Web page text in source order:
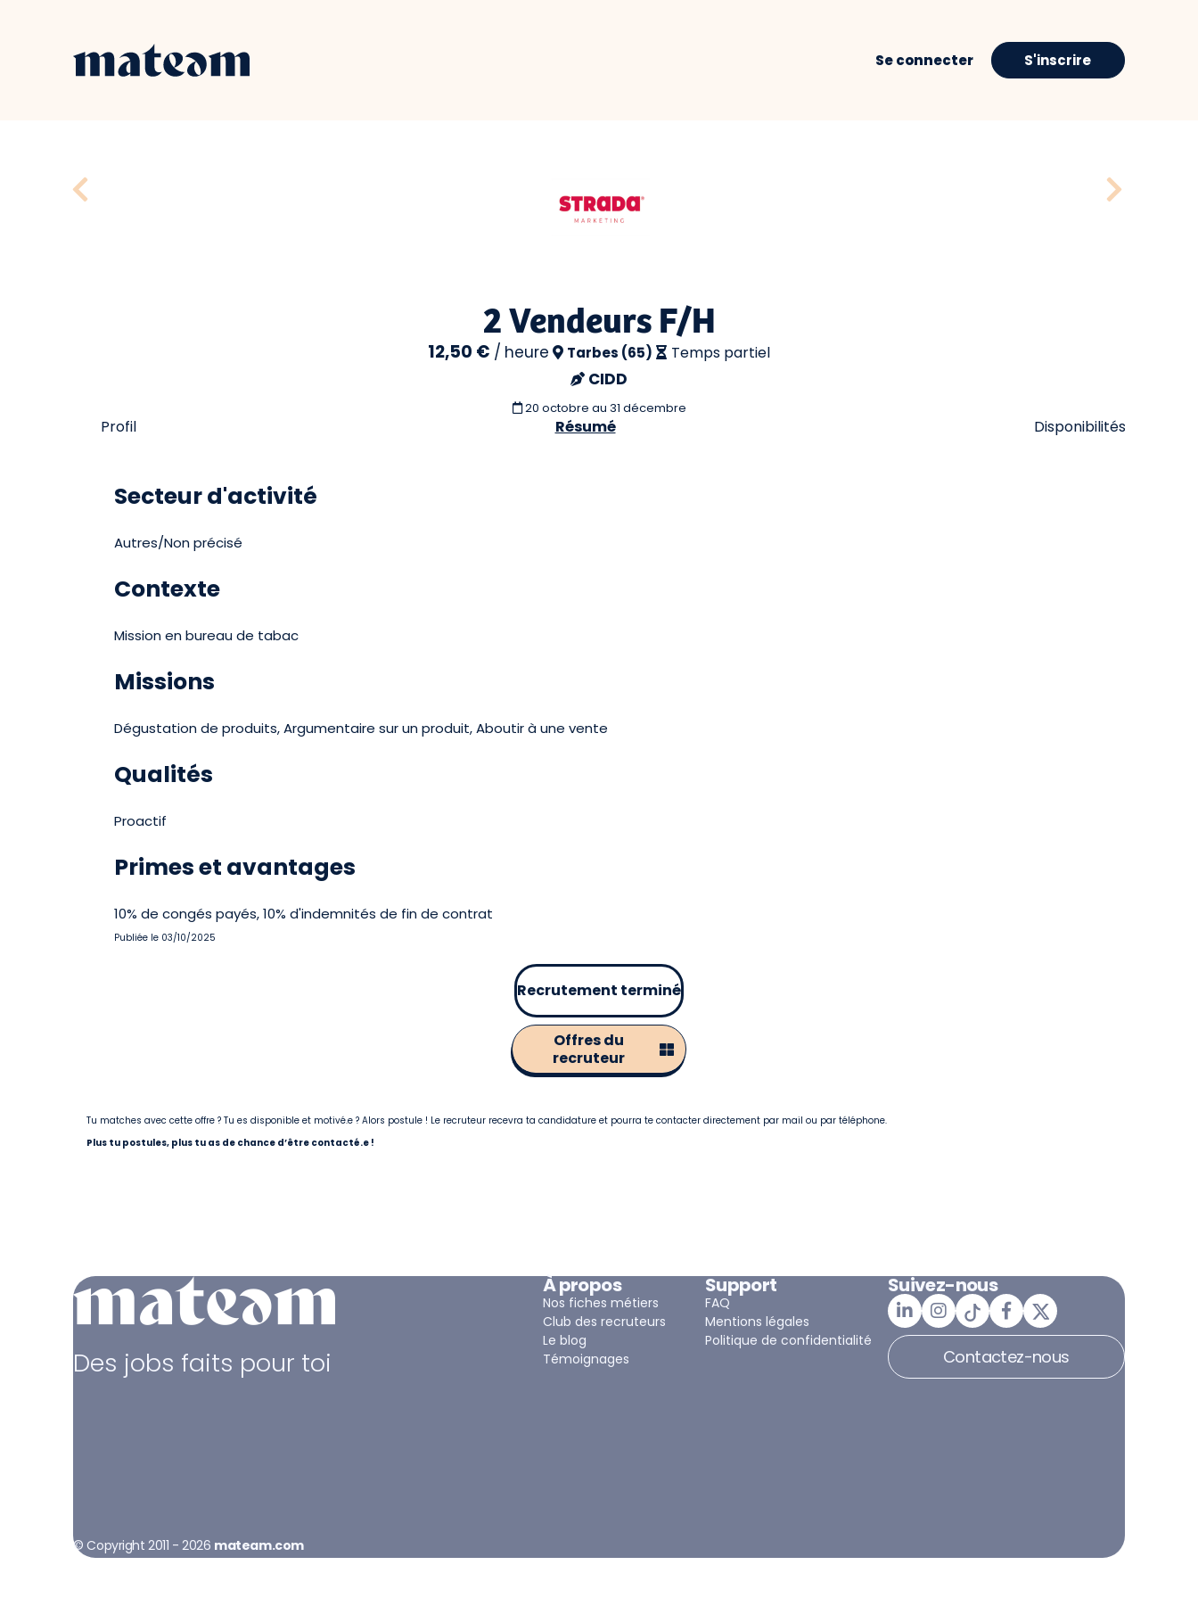
Se connecter S'inscrire
2 Vendeurs F/H
12,50 € / heure Tarbes (65) Temps partiel
CIDD
20 octobre au 31 décembre
Profil Résumé Disponibilités
Secteur d'activité
Autres/Non précisé
Contexte
Mission en bureau de tabac
Missions
Dégustation de produits, Argumentaire sur un produit, Aboutir à une vente
Qualités
Proactif
Primes et avantages
10% de congés payés, 10% d'indemnités de fin de contrat
Publiée le 03/10/2025
Recrutement terminé
Offres du
recruteur
Tu matches avec cette offre ? Tu es disponible et motivé.e ? Alors postule ! Le recruteur recevra ta candidature et pourra te contacter directement par mail ou par téléphone.
Plus tu postules, plus tu as de chance d’être contacté.e !
Des jobs faits pour toi
© Copyright 2011 - 2026 mateam.com
À propos
Nos fiches métiers
Club des recruteurs
Le blog
Témoignages
Support
FAQ
Mentions légales
Politique de confidentialité
Suivez-nous
Contactez-nous